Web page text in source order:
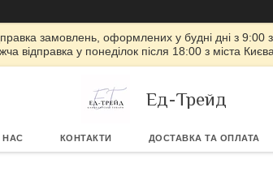
замовлень, оформлених у будні дні з 9:00
відправка у понеділок після 18:00 з міста
Ед-Трейд
НАС КОНТАКТИ ДОСТАВКА ТА ОПЛАТА